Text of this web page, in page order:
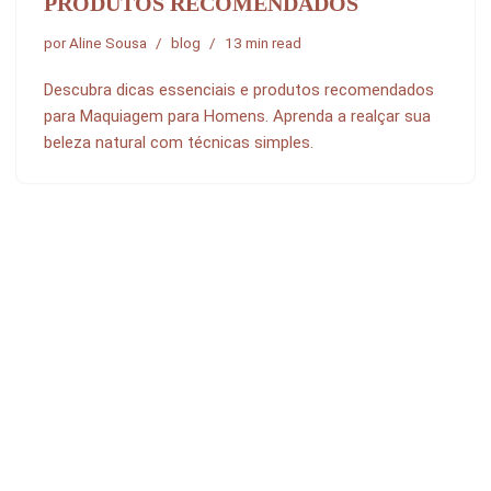
porAline Sousa blog 13 min read
Descubra dicas essenciais e produtos recomendados
para Maquiagem para Homens. Aprenda a realçar sua
beleza natural com técnicas simples.